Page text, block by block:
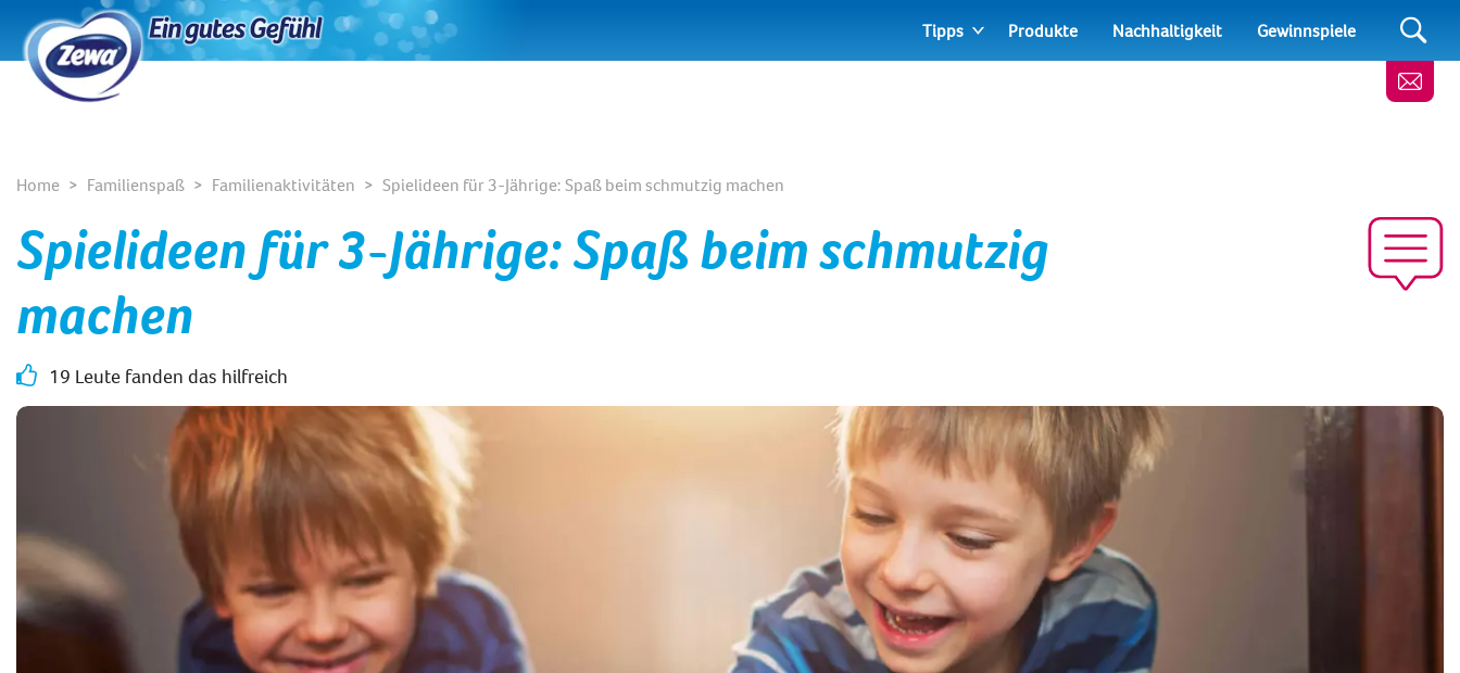
Tipps Produkte Nachhaltigkeit Gewinnspiele
Home Familienspaß Familienaktivitäten Spielideen für 3-Jährige: Spaß beim schmutzig machen
Spielideen für 3-Jährige: Spaß beim schmutzig
machen
19 Leute fanden das hilfreich